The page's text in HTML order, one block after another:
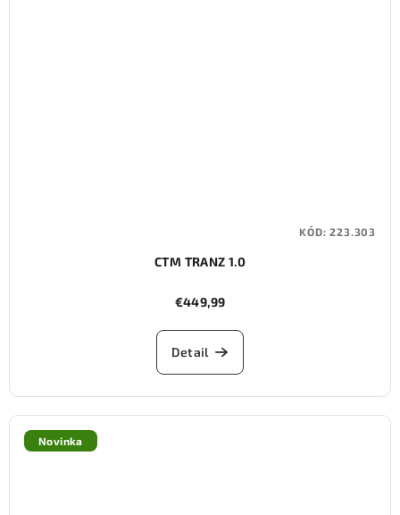
CTM TRANZ 1.0
€449,99
Detail
KÓD:223.303
Novinka